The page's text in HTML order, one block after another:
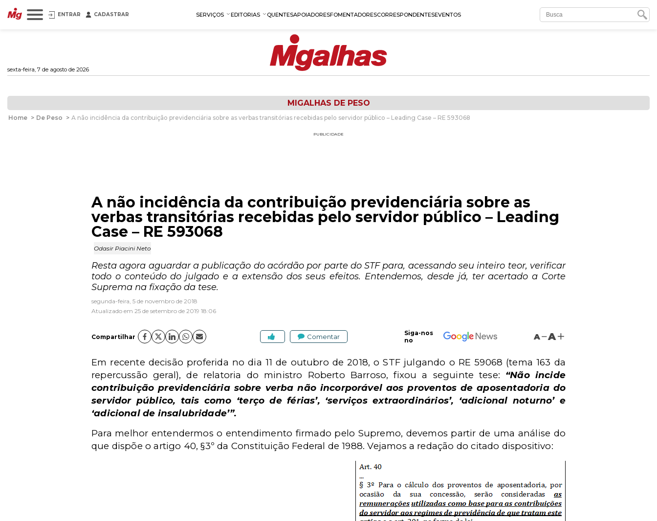
ENTRAR CADASTRAR SERVIÇOS EDITORIAS QUENTESAPOIADORESFOMENTADORESCORRESPONDENTESEVENTOS
sexta-feira, 7 de agosto de 2026
MIGALHAS DE PESO
Home > De Peso > A não incidência da contribuição previdenciária sobre as verbas transitórias recebidas pelo servidor público – Leading Case – RE 593068
PUBLICIDADE
A não incidência da contribuição previdenciária sobre as
verbas transitórias recebidas pelo servidor público – Leading
Case – RE 593068
Odasir Piacini Neto
Resta agora aguardar a publicação do acórdão por parte do STF para, acessando seu inteiro teor, verificar
todo o conteúdo do julgado e a extensão dos seus efeitos. Entendemos, desde já, ter acertado a Corte
Suprema na fixação da tese.
segunda-feira, 5 de novembro de 2018
Atualizado em 25 de setembro de 2019 18:06
Compartilhar Comentar
Siga-nos
no
A A
Em recente decisão proferida no dia 11 de outubro de 2018, o STF julgando o RE 59068 (tema 163 da
repercussão geral), de relatoria do ministro Roberto Barroso, fixou a seguinte tese: “Não incide
contribuição previdenciária sobre verba não incorporável aos proventos de aposentadoria do
servidor público, tais como ‘terço de férias’, ‘serviços extraordinários’, ‘adicional noturno’ e
‘adicional de insalubridade’”.
Para melhor entendermos o entendimento firmado pelo Supremo, devemos partir de uma análise do
que dispõe o artigo 40, §3º da Constituição Federal de 1988. Vejamos a redação do citado dispositivo: